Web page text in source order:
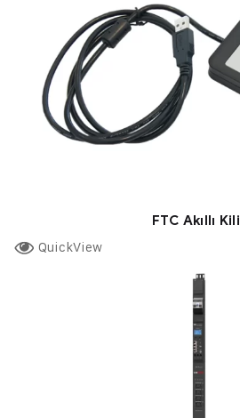
FTC Akıllı
QuickView